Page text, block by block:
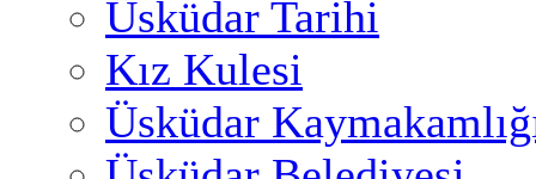
Üsküdar Tarihi
Kız Kulesi
Üsküdar